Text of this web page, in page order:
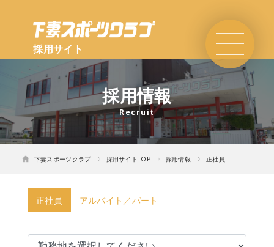
採用サイト
採用情報
下妻スポーツクラブ 採用サイトTOP 採用情報 正社員
正社員 アルバイト／パート